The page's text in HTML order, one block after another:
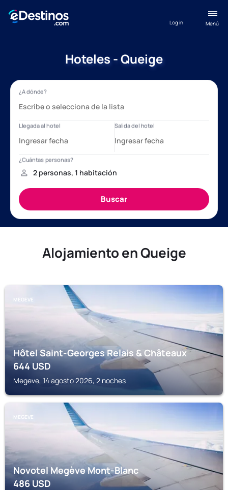
Menú
Log in
Hoteles - Queige
Alojamiento en Queige
MEGEVE
Hôtel Saint-Georges Relais & Châteaux
644USD
Megeve, 14 agosto 2026, 2 noches
MEGEVE
Novotel Megève Mont-Blanc
486USD